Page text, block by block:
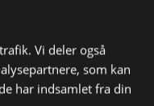
Vi deler også
som kan
har indsamlet fra din